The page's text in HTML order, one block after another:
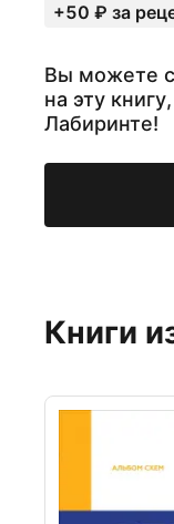
+50 ₽ за
Вы можете
на эту
Лабиринте!
Книги